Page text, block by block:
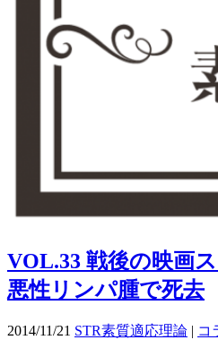
VOL.33 戦後の映画
悪性リンパ腫で死去
2014/11/21 STR素質適応理論 | コ